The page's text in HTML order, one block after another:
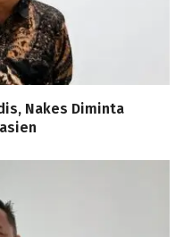
Nakes Diminta